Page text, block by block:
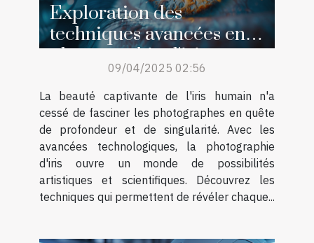
Exploration des
techniques avancées en
photographie d'iris
09/04/2025 02:56
La beauté captivante de l'iris humain n'a
cessé de fasciner les photographes en quête
de profondeur et de singularité. Avec les
avancées technologiques, la photographie
d'iris ouvre un monde de possibilités
artistiques et scientifiques. Découvrez les
techniques qui permettent de révéler chaque...